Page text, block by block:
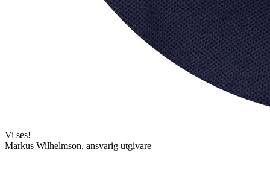
Vi ses!
Markus Wilhelmson, ansvarig utgivare